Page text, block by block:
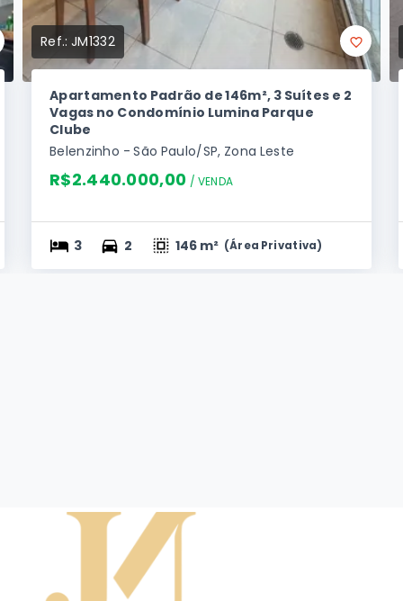
Ref.:JM1332
Apartamento Padrão de 146m², 3 Suítes e 2
Vagas no Condomínio Lumina Parque
Clube
Belenzinho - São Paulo/SP, Zona Leste
R$2.440.000,00 / VENDA
3 2 146 m² (Área Privativa)